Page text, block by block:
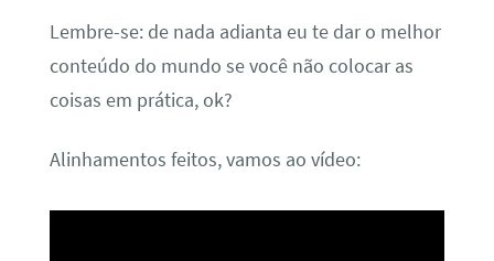
Lembre-se: de nada adianta eu te dar o melhor
conteúdo do mundo se você não colocar as
coisas em prática, ok?
Alinhamentos feitos, vamos ao vídeo: